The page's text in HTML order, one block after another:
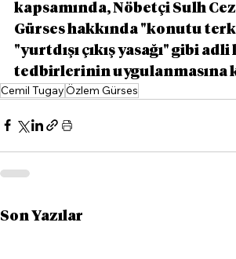
kapsamında, Nöbetçi Sulh
Gürses hakkında "konutu
"yurtdışı çıkış yasağı" gibi
tedbirlerinin uygulanmasına
Cemil TugayÖzlem Gürses
Son Yazılar